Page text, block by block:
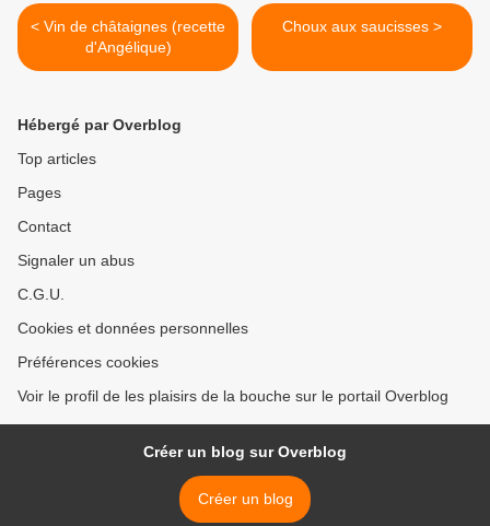
< Vin de châtaignes (recette
d'Angélique)
Choux aux saucisses >
Hébergé par Overblog
Top articles
Pages
Contact
Signaler un abus
C.G.U.
Cookies et données personnelles
Préférences cookies
Voir le profil de les plaisirs de la bouche sur le portail Overblog
Créer un blog sur Overblog
Créer un blog